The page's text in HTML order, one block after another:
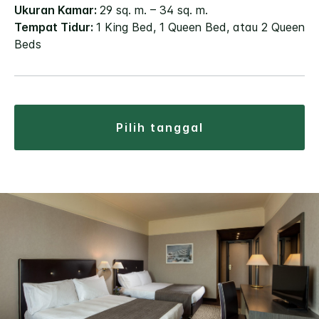
Ukuran Kamar: 29 sq. m. – 34 sq. m.
Tempat Tidur: 1 King Bed, 1 Queen Bed, atau 2 Queen
Beds
pilih tanggal